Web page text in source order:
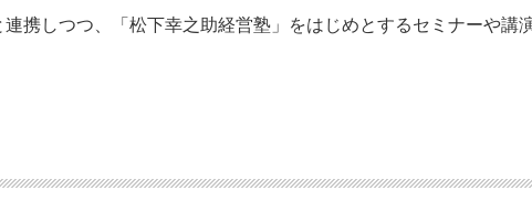
携しつつ、「松下幸之助経営塾」をはじめとするセミナーや講